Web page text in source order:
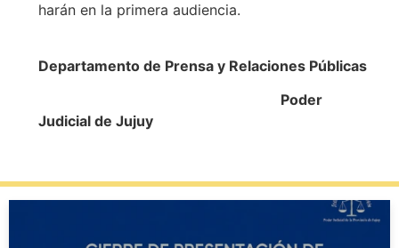
harán en la primera audiencia.
Departamento de Prensa y Relaciones Públicas
Poder
Judicial de Jujuy